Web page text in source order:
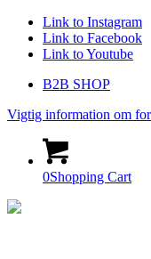
Link to Instagram
Link to Facebook
Link to Youtube
B2B SHOP
Vigtig information om
0Shopping Cart